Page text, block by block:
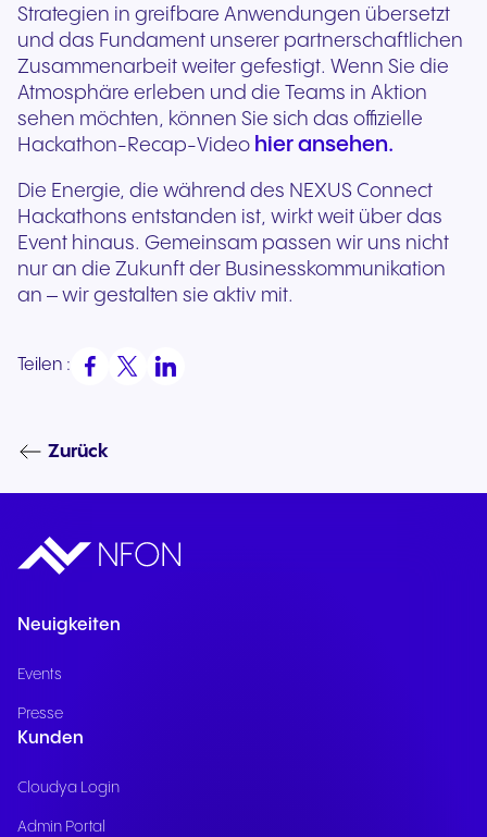
Strategien in greifbare Anwendungen übersetzt
und das Fundament unserer partnerschaftlichen
Zusammenarbeit weiter gefestigt. Wenn Sie die
Atmosphäre erleben und die Teams in Aktion
sehen möchten, können Sie sich das offizielle
Hackathon-Recap-Video hier ansehen.
Die Energie, die während des NEXUS Connect
Hackathons entstanden ist, wirkt weit über das
Event hinaus. Gemeinsam passen wir uns nicht
nur an die Zukunft der Businesskommunikation
an – wir gestalten sie aktiv mit.
Teilen :
Zurück
Neuigkeiten
Events
Presse
Kunden
Cloudya Login
Admin Portal